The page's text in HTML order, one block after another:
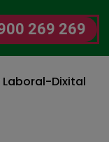
269 269
Dixital